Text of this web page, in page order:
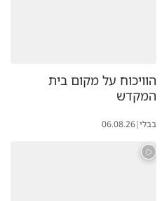
הוויכוח על מקום בית
המקדש
בבלי|
06.08.26